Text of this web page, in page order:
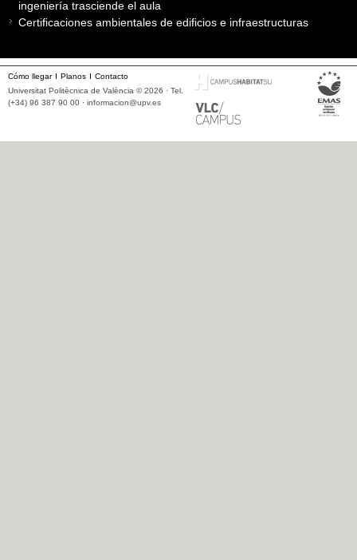
ingeniería trasciende el aula
Certificaciones ambientales de edificios e infraestructuras
Cómo llegar Planos
Contacto
Universitat Politècnica de València © 2026 · Tel.
(+34) 96 387 90 00 · informacion@upv.es